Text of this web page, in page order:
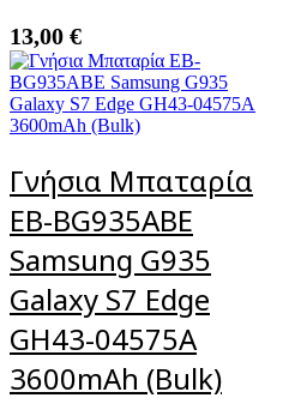
13,00 €
Γνήσια Μπαταρία
EB-BG935ABE
Samsung G935
Galaxy S7 Edge
GH43-04575A
3600mAh (Bulk)